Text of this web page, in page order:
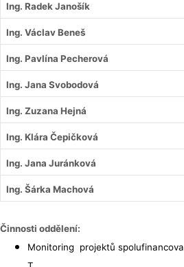
Ing. Radek Janošík
Ing. Václav Beneš
Ing. Pavlína Pecherová
Ing. Jana Svobodová
Ing. Zuzana Hejná
Ing. Klára Čepičková
Ing. Jana Juránková
Ing. Šárka Machová
Činnosti oddělení:
Monitoring projektů